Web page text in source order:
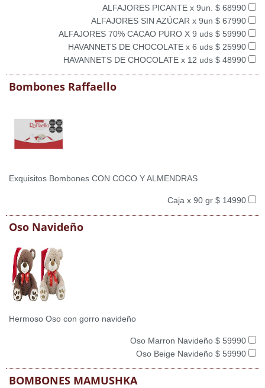
ALFAJORES PICANTE x 9un. $ 68990
ALFAJORES SIN AZÚCAR x 9un $ 67990
ALFAJORES 70% CACAO PURO X 9 uds $ 59990
HAVANNETS DE CHOCOLATE x 6 uds $ 25990
HAVANNETS DE CHOCOLATE x 12 uds $ 48990
Bombones Raffaello
Exquisitos Bombones CON COCO Y ALMENDRAS
Caja x 90 gr $ 14990
Oso Navideño
Hermoso Oso con gorro navideño
Oso Marron Navideño $ 59990
Oso Beige Navideño $ 59990
BOMBONES MAMUSHKA